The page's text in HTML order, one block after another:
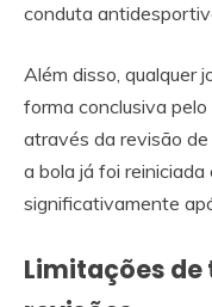
conduta
Além disso, qualquer
forma conclusiva
através da revisão de
a bola já foi reiniciada
significativamente
Limitações